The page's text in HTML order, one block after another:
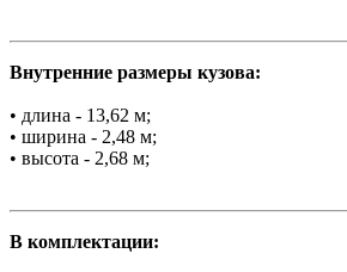
Внутренние размеры кузова:
• длина - 13,62 м;
• ширина - 2,48 м;
• высота - 2,68 м;
В комплектации: